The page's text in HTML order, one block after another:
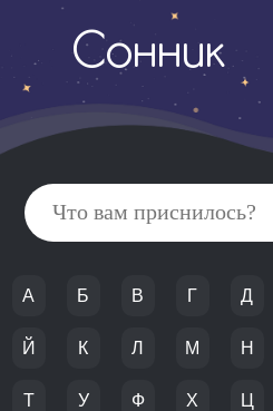
Сонник
А Б В Г Д
Й К Л М Н
Т У Ф Х Ц